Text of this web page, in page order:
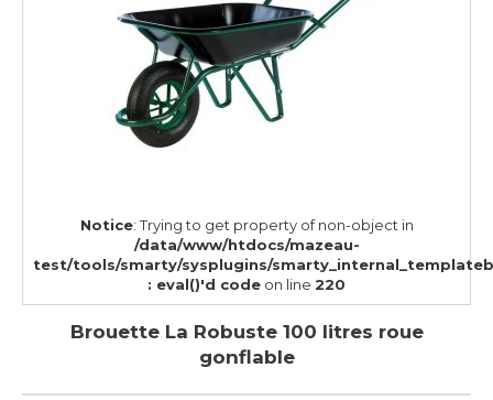
Notice: Trying to get property of non-object in
/data/www/htdocs/mazeau-
test/tools/smarty/sysplugins/
: eval()'d code on line 220
Brouette La Robuste 100 litres roue
gonflable